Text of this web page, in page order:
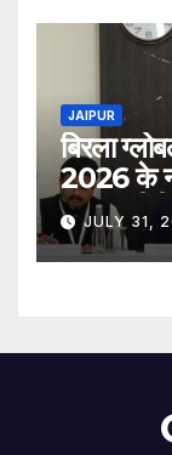
JAIPUR
बिरला
2026 के नए
स्वागत
एवं
JULY 31,